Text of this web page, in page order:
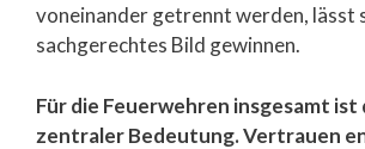
voneinander getrennt werden, lässt
sachgerechtes Bild gewinnen.
Für die Feuerwehren insgesamt ist
zentraler Bedeutung. Vertrauen